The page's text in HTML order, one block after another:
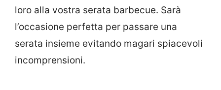
loro alla vostra serata barbecue. Sarà
l’occasione perfetta per passare una
serata insieme evitando magari spiacevoli
incomprensioni.